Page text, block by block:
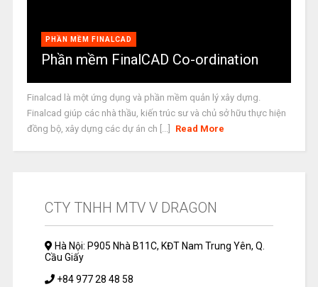
PHẦN MỀM FINALCAD
Phần mềm FinalCAD Co-ordination
Finalcad là một ứng dụng và phần mềm quản lý xây dựng.
Finalcad giúp các nhà thầu, kiến trúc sư và chủ sở hữu thực hiện
đồng bộ, xây dựng các dự án ch [...]
Read More
CTY TNHH MTV V DRAGON
Hà Nội: P905 Nhà B11C, KĐT Nam Trung Yên, Q.
Cầu Giấy
+84 977 28 48 58